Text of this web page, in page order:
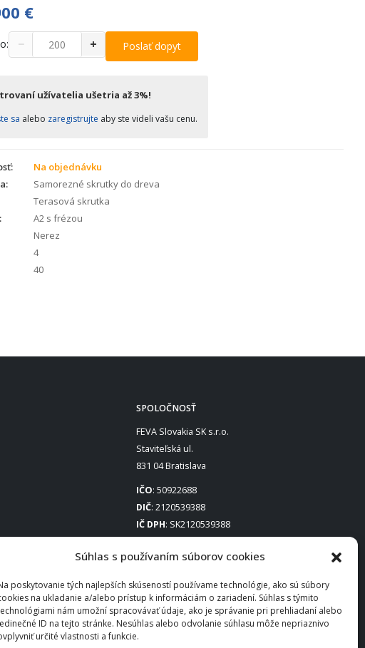
Súhlas s používaním súborov cookies
poskytovanie tých najlepších skúseností používame technológie, ako sú súbory
na ukladanie a/alebo prístup k informáciám o zariadení. Súhlas s týmito
nám umožní spracovávať údaje, ako je správanie pri prehliadaní alebo
ID na tejto stránke. Nesúhlas alebo odvolanie súhlasu môže nepriaznivo
určité vlastnosti a funkcie.
€
− + Poslať dopyt
užívatelia ušetria až 3%!
sa alebo zaregistrujte aby ste videli vašu cenu.
Na objednávku
Samorezné skrutky do dreva
Terasová skrutka
A2 s frézou
Nerez
4
40
SPOLOČNOSŤ
FEVA Slovakia SK s.r.o.
Staviteľská ul.
831 04 Bratislava
IČO: 50922688
DIČ: 2120539388
IČ DPH: SK2120539388